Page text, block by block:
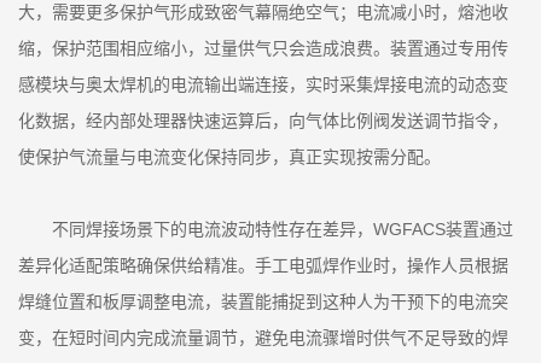
大，需要更多保护气形成致密气幕隔绝空气；电流减小时，熔池收
缩，保护范围相应缩小，过量供气只会造成浪费。装置通过专用传
感模块与奥太焊机的电流输出端连接，实时采集焊接电流的动态变
化数据，经内部处理器快速运算后，向气体比例阀发送调节指令，
使保护气流量与电流变化保持同步，真正实现按需分配。
不同焊接场景下的电流波动特性存在差异，WGFACS装置通过
差异化适配策略确保供给精准。手工电弧焊作业时，操作人员根据
焊缝位置和板厚调整电流，装置能捕捉到这种人为干预下的电流突
变，在短时间内完成流量调节，避免电流骤增时供气不足导致的焊